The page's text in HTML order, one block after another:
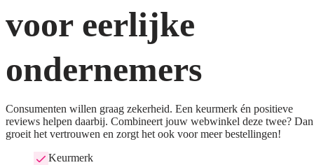
voor eerlijke
ondernemers
Consumenten willen graag zekerheid. Een keurmerk én positieve
reviews helpen daarbij. Combineert jouw webwinkel deze twee? Dan
groeit het vertrouwen en zorgt het ook voor meer bestellingen!
Keurmerk